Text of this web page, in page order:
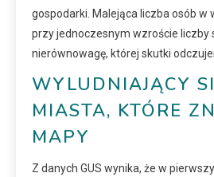
gospodarki. Malejąca liczba osób w
przy jednoczesnym wzroście liczby
nierównowagę, której skutki
WYLUDNIAJĄCY
MIASTA, KTÓRE
MAPY
Z danych GUS wynika, że w